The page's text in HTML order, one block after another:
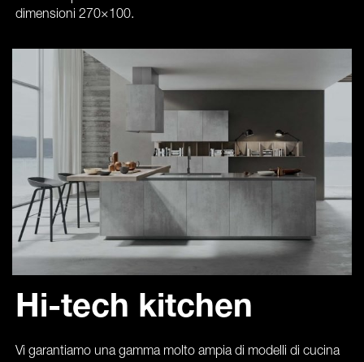
dimensioni 270×100.
Hi-tech kitchen
Vi garantiamo una gamma molto ampia di modelli di cucina